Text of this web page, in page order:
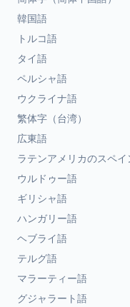
韓国語
トルコ語
タイ語
ペルシャ語
ウクライナ語
繁体字（台湾）
広東語
ラテンアメリカのスペイ
ウルドゥー語
ギリシャ語
ハンガリー語
ヘブライ語
テルグ語
マラーティー語
グジャラート語